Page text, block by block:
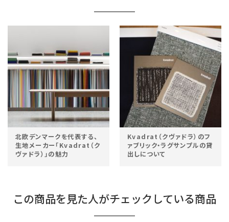
北欧デンマークを代表する、
生地メーカー「Kvadrat（ク
ヴァドラ）」の魅力
Kvadrat（クヴァドラ）のフ
ァブリック・ラグサンプルの貸
出しについて
この商品を見た人がチェックしている商品